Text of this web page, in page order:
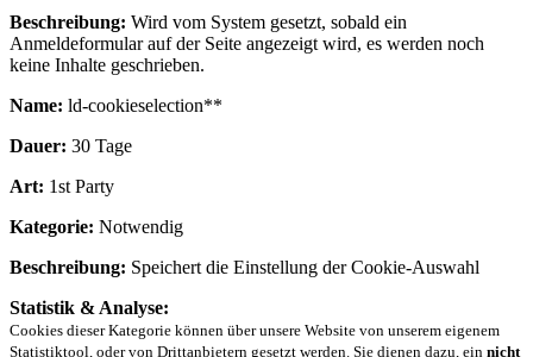
Beschreibung: Wird vom System gesetzt, sobald ein
Anmeldeformular auf der Seite angezeigt wird, es werden noch
keine Inhalte geschrieben.
Name: ld-cookieselection**
Dauer: 30 Tage
Art: 1st Party
Kategorie: Notwendig
Beschreibung: Speichert die Einstellung der Cookie-Auswahl
Statistik & Analyse:
Cookies dieser Kategorie können über unsere Website von unserem eigenem
Statistiktool, oder von Drittanbietern gesetzt werden. Sie dienen dazu, ein nicht